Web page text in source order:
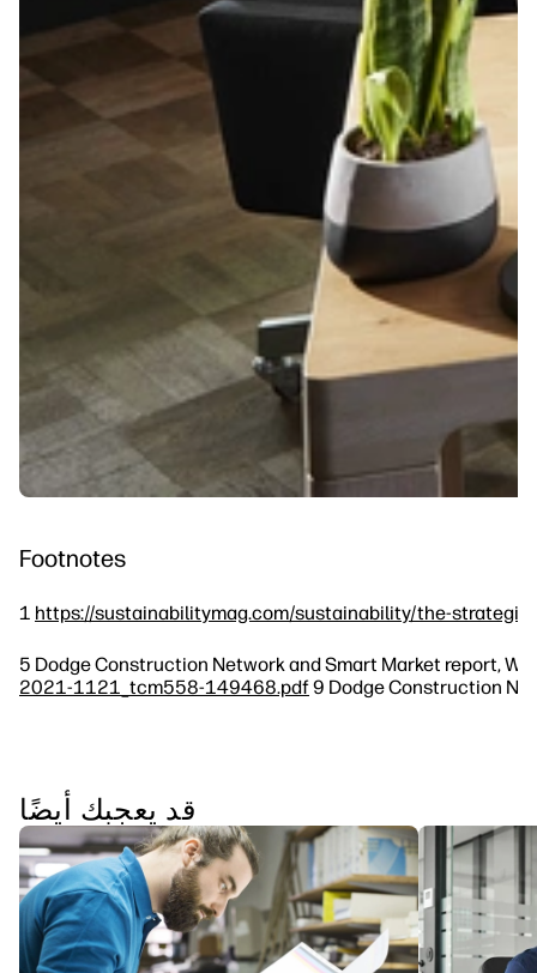
Footnotes
1 https://sustainabilitymag.com/sustainability/the-
5 Dodge Construction Network and Smart Market report,
2021-1121_tcm558-149468.pdf9 Dodge Construction
قد يعجبك أيضًا